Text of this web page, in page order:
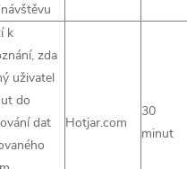
k
zda
uživatel
do
dat
Hotjar.com
30
minut